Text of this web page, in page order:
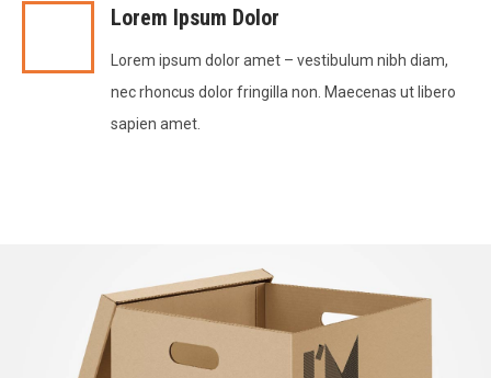
Lorem Ipsum Dolor
Lorem ipsum dolor amet – vestibulum nibh diam,
nec rhoncus dolor fringilla non. Maecenas ut libero
sapien amet.